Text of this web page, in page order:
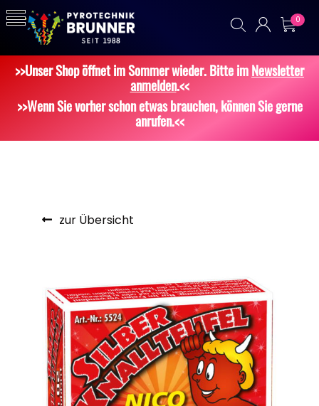
0
>>Unser Shop öffnet im Sommer wieder. Bitte imNewsletter
anmelden.<<
>>Wenn Sie vorher schon etwas brauchen, können Sie gerne
anrufen.<<
zur Übersicht